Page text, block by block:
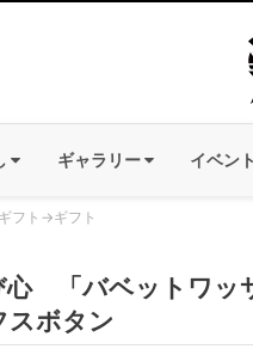
ギャラリー イベン
フト →ギフト
心 「バベットワッ
スボタン